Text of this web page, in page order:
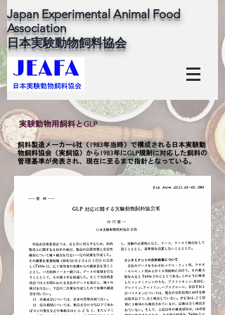
Japan Experimental Animal Food
Association
​日本実験動物飼料協会